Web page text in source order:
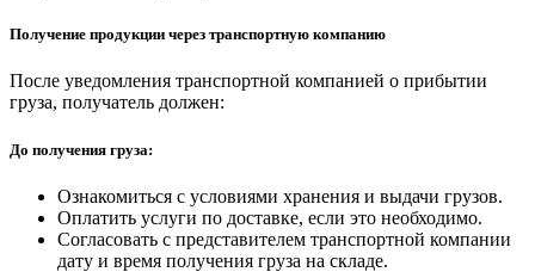
Получение продукции через транспортную компанию
После уведомления транспортной компанией о прибытии
груза, получатель должен:
До получения груза:
Ознакомиться с условиями хранения и выдачи грузов.
Оплатить услуги по доставке, если это необходимо.
Согласовать с представителем транспортной компании
дату и время получения груза на складе.